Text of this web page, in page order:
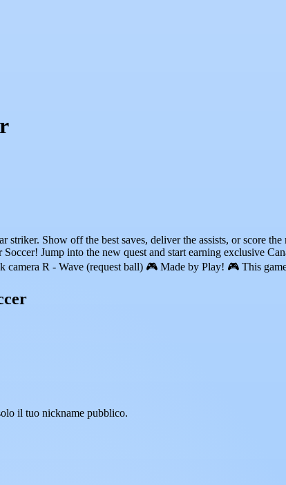
Show off the best saves, deliver the assists, or score
Jump into the new quest and start earning exclusive
R - Wave (request ball) 🎮 Made by Play! 🎮 This
il tuo nickname pubblico.